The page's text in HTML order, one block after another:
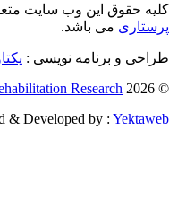
حقوق این وب سایت
می باشد.
و برنامه نویسی :
©
Research
& Developed by :